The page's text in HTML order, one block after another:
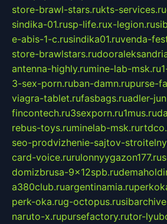
store-brawl-stars.rukts-services.ru
sindika-01.rusp-life.rux-legion.ru
e-abis-1-c.rusindika01.ruvenda-
store-brawlstars.ru
antenna-highly.rumine-lab-msk.ru
3-sex-porn.ruban-damn.rupurse-
viagra-tablet.rufasbags.ruadler-
fincontech.ru3sexporn.ru1mus.ru
rebus-toys.ruminelab-msk.ru
seo-prodvizhenie-sajtov-
card-voice.rurulonnyygazon177.ru
domizbrusa-9x12spb.ru
a380club.ruargentinamia.ru
perk-oka.rug-octopus.ru
naruto-x.rupursefactory.rutor-